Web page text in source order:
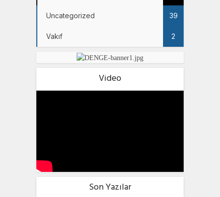
Uncategorized 39
Vakıf 2
Video
Son Yazılar